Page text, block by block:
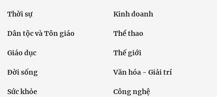
Thời sự Kinh doanh
Dân tộc và Tôn giáo Thể thao
Giáo dục Thế giới
Đời sống Văn hóa - Giải trí
Sức khỏe Công nghệ